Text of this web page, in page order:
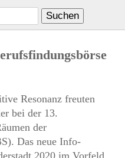
Resonanz freuten
bei der 13.
der
Das neue Info-
2020 im Vorfeld